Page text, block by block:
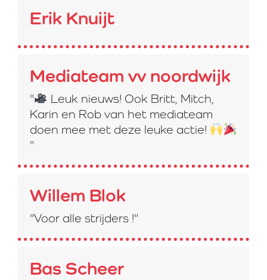
Erik Knuijt
Mediateam vv noordwijk
"
Leuk nieuws! Ook Britt, Mitch,
Karin en Rob van het mediateam
doen mee met deze leuke actie!
"
Willem Blok
"Voor alle strijders !"
Bas Scheer